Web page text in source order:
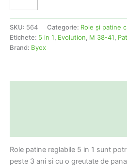
SKU: 564 Categorie: Role şi patine
Etichete: 5 in 1, Evolution, M 38-41,
Brand: Byox
Role patine reglabile 5 in 1 sunt
peste 3 ani si cu o greutate de